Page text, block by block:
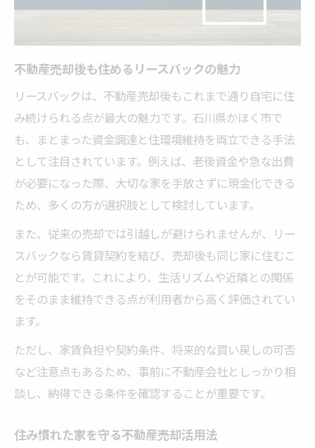
リースバック契約時の注意点と不動産売却
組み
リースバックを活用した不動産売却の実例
紹介
不動産売却と賃貸契約の違いとポイント解
売却後も安心な賃貸条件と不動産売却の関
不動産売却後の賃貸契約の注意事項まとめ
石川県かほく市で選ぶリースバックの実際
不動産売却を石川県かほく市で進めるポイ
石川県かほく市における不動産売却の流れ
解説
ク事例
不動産売却後も住めるリースバックの魅力
リースバックは、不動産売却後もこれまで通り自宅に住
み続けられる点が最大の魅力です。石川県かほく市で
も、まとまった資金調達と住環境維持を両立できる手法
として注目されています。例えば、老後資金や急な出費
が必要になった際、大切な家を手放さずに現金化できる
ため、多くの方が選択肢として検討しています。
また、従来の売却では引越しが避けられませんが、リー
スバックなら賃貸契約を結び、売却後も同じ家に住むこ
とが可能です。これにより、生活リズムや近隣との関係
をそのまま維持できる点が利用者から高く評価されてい
ます。
ただし、家賃負担や契約条件、将来的な買い戻しの可否
など注意点もあるため、事前に不動産会社としっかり相
談し、納得できる条件を確認することが重要です。
住み慣れた家を守る不動産売却活用法